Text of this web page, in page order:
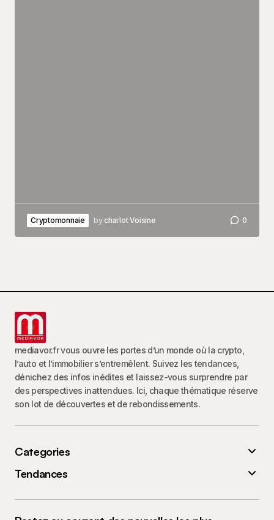
Cryptomonnaie bycharlot Voisine 0
mediavor.fr vous ouvre les portes d’un monde où la crypto,
l’auto et l’immobilier s’entremêlent. Suivez les tendances,
dénichez des infos inédites et laissez-vous surprendre par
des perspectives inattendues. Ici, chaque thématique réserve
son lot de découvertes et de rebondissements.
Categories
Tendances